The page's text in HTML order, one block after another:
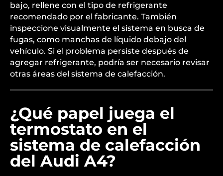
bajo, rellene con el tipo de refrigerante
recomendado por el fabricante. También
inspeccione visualmente el sistema en busca de
fugas, como manchas de líquido debajo del
vehículo. Si el problema persiste después de
agregar refrigerante, podría ser necesario revisar
otras áreas del sistema de calefacción.
¿Qué papel juega el
termostato en el
sistema de calefacción
del Audi A4?